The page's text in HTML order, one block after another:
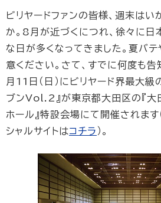
ビリヤードファンの皆様、週末はい
か。8月が近づくにつれ、徐々に日
な日が多くなってきました。夏バ
意ください。さて、すでに何度も告
月11日（日）にビリヤード界最大級
ブンVol.2』が東京都大田区の『
ホール』特設会場にて開催されます
シャルサイトはコチラ ）。